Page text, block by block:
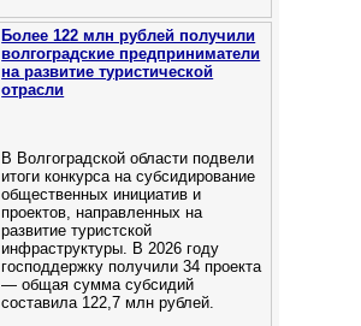
Более 122 млн рублей получили
волгоградские предприниматели
на развитие туристической
отрасли
В Волгоградской области подвели
итоги конкурса на субсидирование
общественных инициатив и
проектов, направленных на
развитие туристской
инфраструктуры. В 2026 году
господдержку получили 34 проекта
— общая сумма субсидий
составила 122,7 млн рублей.